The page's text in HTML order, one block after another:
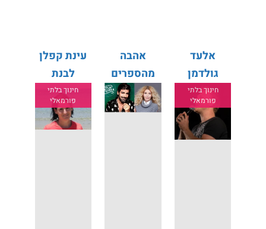
אלעד
גולדמן
חינוך בלתי
פורמאלי
אהבה
מהספרים
עינת קפלן
לבנת
חינוך בלתי
פורמאלי